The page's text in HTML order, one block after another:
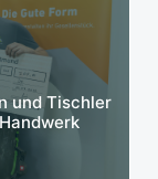
und Tischler